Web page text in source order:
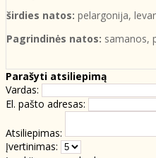
širdies natos: pelargonija,
Pagrindinės natos: samanos,
Parašyti atsiliepimą
Vardas:
El. pašto adresas:
Atsiliepimas:
Įvertinimas: